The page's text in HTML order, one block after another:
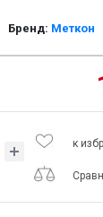
Бренд: Меткон
к